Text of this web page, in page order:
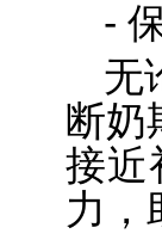
-
无
断奶
接近
力，